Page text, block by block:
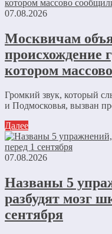
07.08.2026
Москвичам
происхождение
котором
Громкий звук, который
и Подмосковья, вызван
Далее
07.08.2026
Названы 5
разбудят мозг
сентября